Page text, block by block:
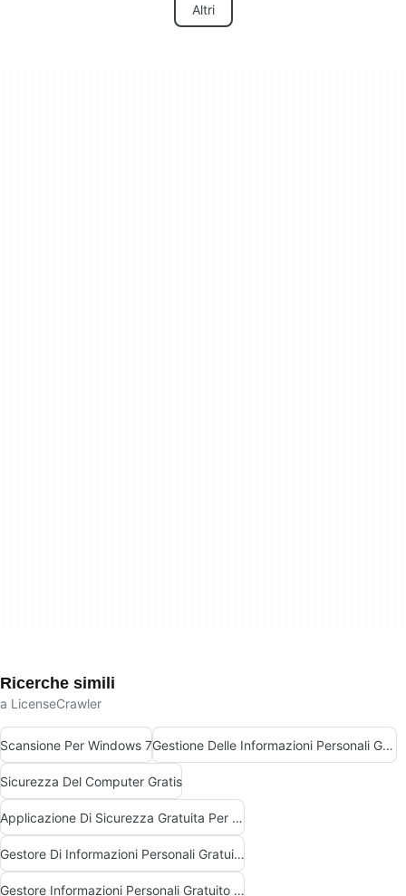
Altri
Ricerche simili
a LicenseCrawler
Scansione Per Windows 7 Gestione Delle Informazioni Personali Gratuita Per Windows
Sicurezza Del Computer Gratis
Applicazione Di Sicurezza Gratuita Per Windows
Gestore Di Informazioni Personali Gratuito Per Windows
Gestore Informazioni Personali Gratuito Per Windows